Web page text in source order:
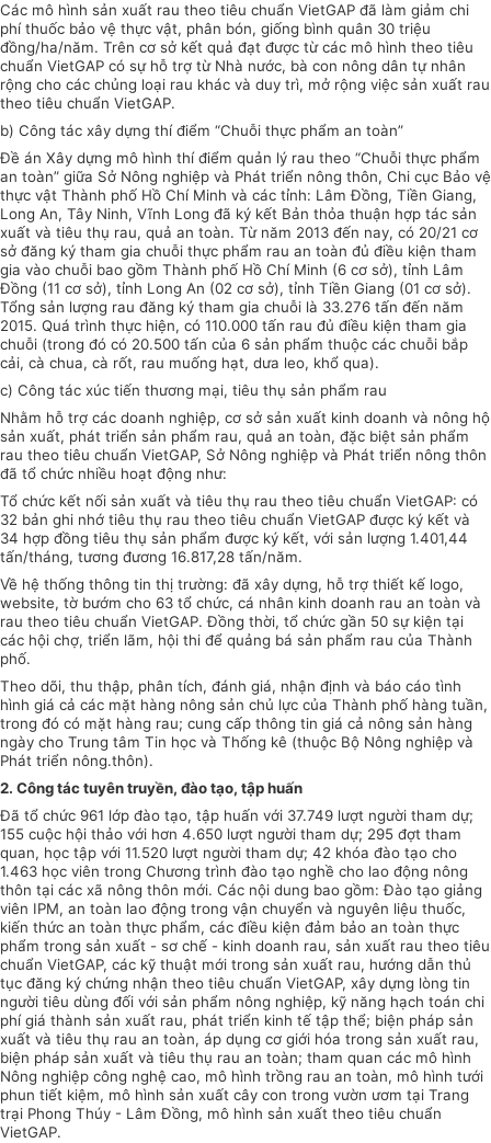
Các mô hình sản xuất rau theo tiêu chuẩn VietGAP đã làm giảm chi
phí thuốc bảo vệ thực vật, phân bón, giống bình quân 30 triệu
đồng/ha/năm. Trên cơ sở kết quả đạt được từ các mô hình theo tiêu
chuẩn VietGAP có sự hỗ trợ từ Nhà nước, bà con nông dân tự nhân
rộng cho các chủng loại rau khác và duy trì, mở rộng việc sản xuất rau
theo tiêu chuẩn VietGAP.
b) Công tác xây dựng thí điểm “Chuỗi thực phẩm an toàn”
Đề án Xây dựng mô hình thí điểm quản lý rau theo “Chuỗi thực phẩm
an toàn” giữa Sở Nông nghiệp và Phát triển nông thôn, Chi cục Bảo vệ
thực vật Thành phố Hồ Chí Minh và các tỉnh: Lâm Đồng, Tiền Giang,
Long An, Tây Ninh, Vĩnh Long đã ký kết Bản thỏa thuận hợp tác sản
xuất và tiêu thụ rau, quả an toàn. Từ năm 2013 đến nay, có 20/21 cơ
sở đăng ký tham gia chuỗi thực phẩm rau an toàn đủ điều kiện tham
gia vào chuỗi bao gồm Thành phố Hồ Chí Minh (6 cơ sở), tỉnh Lâm
Đồng (11 cơ sở), tỉnh Long An (02 cơ sở), tỉnh Tiền Giang (01 cơ sở).
Tổng sản lượng rau đăng ký tham gia chuỗi là 33.276 tấn đến năm
2015. Quá trình thực hiện, có 110.000 tấn rau đủ điều kiện tham gia
chuỗi (trong đó có 20.500 tấn của 6 sản phẩm thuộc các chuỗi bắp
cải, cà chua, cà rốt, rau muống hạt, dưa leo, khổ qua).
c) Công tác xúc tiến thương mại, tiêu thụ sản phẩm rau
Nhằm hỗ trợ các doanh nghiệp, cơ sở sản xuất kinh doanh và nông hộ
sản xuất, phát triển sản phẩm rau, quả an toàn, đặc biệt sản phẩm
rau theo tiêu chuẩn VietGAP, Sở Nông nghiệp và Phát triển nông thôn
đã tổ chức nhiều hoạt động như:
Tổ chức kết nối sản xuất và tiêu thụ rau theo tiêu chuẩn VietGAP: có
32 bản ghi nhớ tiêu thụ rau theo tiêu chuẩn VietGAP được ký kết và
34 hợp đồng tiêu thụ sản phẩm được ký kết, với sản lượng 1.401,44
tấn/tháng, tương đương 16.817,28 tấn/năm.
Về hệ thống thông tin thị trường: đã xây dựng, hỗ trợ thiết kế logo,
website, tờ bướm cho 63 tổ chức, cá nhân kinh doanh rau an toàn và
rau theo tiêu chuẩn VietGAP. Đồng thời, tổ chức gần 50 sự kiện tại
các hội chợ, triển lãm, hội thi để quảng bá sản phẩm rau của Thành
phố.
Theo dõi, thu thập, phân tích, đánh giá, nhận định và báo cáo tình
hình giá cả các mặt hàng nông sản chủ lực của Thành phố hàng tuần,
trong đó có mặt hàng rau; cung cấp thông tin giá cả nông sản hàng
ngày cho Trung tâm Tin học và Thống kê (thuộc Bộ Nông nghiệp và
Phát triển nông.thôn).
2. Công tác tuyên truyền, đào tạo, tập huấn
Đã tổ chức 961 lớp đào tạo, tập huấn với 37.749 lượt người tham dự;
155 cuộc hội thảo với hơn 4.650 lượt người tham dự; 295 đợt tham
quan, học tập với 11.520 lượt người tham dự; 42 khóa đào tạo cho
1.463 học viên trong Chương trình đào tạo nghề cho lao động nông
thôn tại các xã nông thôn mới. Các nội dung bao gồm: Đào tạo giảng
viên IPM, an toàn lao động trong vận chuyển và nguyên liệu thuốc,
kiến thức an toàn thực phẩm, các điều kiện đảm bảo an toàn thực
phẩm trong sản xuất - sơ chế - kinh doanh rau, sản xuất rau theo tiêu
chuẩn VietGAP, các kỹ thuật mới trong sản xuất rau, hướng dẫn thủ
tục đăng ký chứng nhận theo tiêu chuẩn VietGAP, xây dựng lòng tin
người tiêu dùng đối với sản phẩm nông nghiệp, kỹ năng hạch toán chi
phí giá thành sản xuất rau, phát triển kinh tế tập thể; biện pháp sản
xuất và tiêu thụ rau an toàn, áp dụng cơ giới hóa trong sản xuất rau,
biện pháp sản xuất và tiêu thụ rau an toàn; tham quan các mô hình
Nông nghiệp công nghệ cao, mô hình trồng rau an toàn, mô hình tưới
phun tiết kiệm, mô hình sản xuất cây con trong vườn ươm tại Trang
trại Phong Thúy - Lâm Đồng, mô hình sản xuất theo tiêu chuẩn
VietGAP.